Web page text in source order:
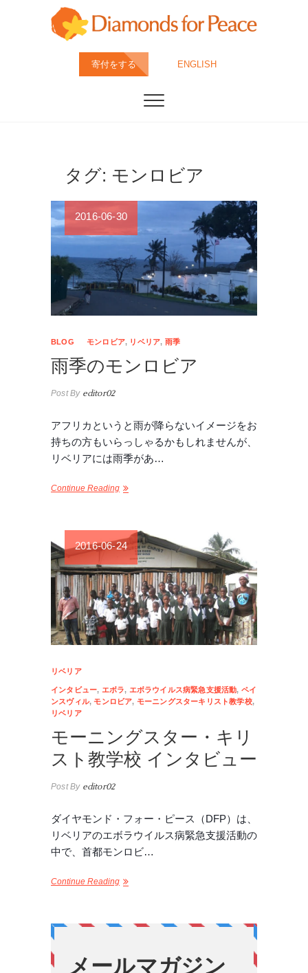
ダイヤモンド・フ
ォー・ピース
特定非営利活動法人ダイヤモンド・フォー・ピース
は、すべてのダイヤモンドが人道・環境配慮の上、採
掘・カット・製造されることが当たり前の社会を目指
寄付をする ENGLISH
タグ: モンロビア
2016-06-30
BLOG モンロビア, リベリア, 雨季
雨季のモンロビア
Post Byeditor02
アフリカというと雨が降らないイメージをお
持ちの方もいらっしゃるかもしれませんが、
リベリアには雨季があ…
Continue Reading
2016-06-24
リベリア
インタビュー, エボラ, エボラウイルス病緊急支援活動, ペイ
ンスヴィル,モンロビア, モーニングスターキリスト教学校,
リベリア
モーニングスター・キリ
スト教学校 インタビュー
Post Byeditor02
ダイヤモンド・フォー・ピース（DFP）は、
リベリアのエボラウイルス病緊急支援活動の
中で、首都モンロビ…
Continue Reading